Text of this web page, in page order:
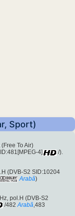
Sport)
To Air)
4]
/).
(DVB-S2 SID:10204
Arabă)
pol.H (DVB-S2
/482 Arabă,483